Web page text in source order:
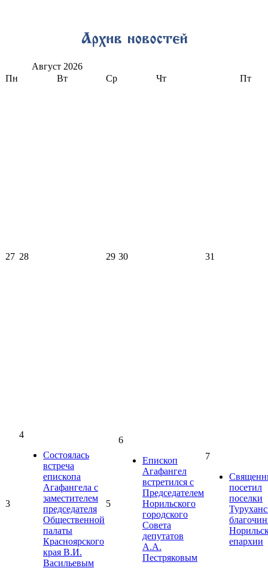
Август 2026
Пн
Вт Ср Чт Пт
27 28 29 30 31
3
4
Состоялась
встреча
епископа
Агафангела с
заместителем
председателя
Общественной
палаты
Красноярского
края В.И.
Васильевым
5
6
Епископ
Агафангел
встретился с
Председателем
Норильского
городского
Совета
депутатов
А.А.
Пестряковым
7
посетил
поселки
епархии